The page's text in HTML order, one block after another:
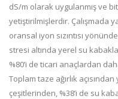
dS/m olarak uygulanmış ve
yetiştirilmişlerdir. Çalışmada
oransal iyon sızıntısı
stresi altında yerel su
%80’i de ticari anaçlardan
Toplam taze ağırlık
çeşitlerinden, %38’i de su